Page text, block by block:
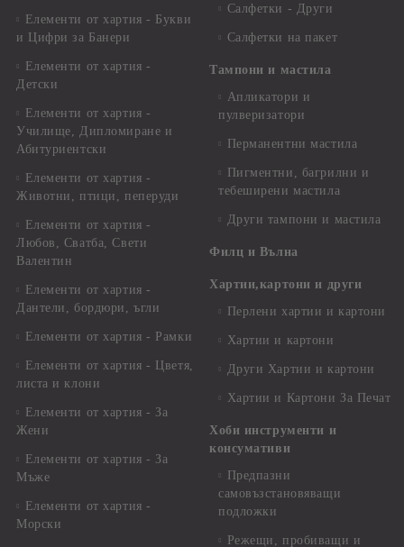
Елементи от хартия - Букви
и Цифри за Банери
Елементи от хартия -
Детски
Елементи от хартия -
Училище, Дипломиране и
Абитуриентски
Елементи от хартия -
Животни, птици, пеперуди
Елементи от хартия -
Любов, Сватба, Свети
Валентин
Елементи от хартия -
Дантели, бордюри, ъгли
Елементи от хартия - Рамки
Елементи от хартия - Цветя,
листа и клони
Елементи от хартия - За
Жени
Елементи от хартия - За
Мъже
Елементи от хартия -
Морски
Салфетки - Други
Салфетки на пакет
Тампони и мастила
Апликатори и
пулверизатори
Перманентни мастила
Пигментни, багрилни и
тебеширени мастила
Други тампони и мастила
Филц и Вълна
Хартии,картони и други
Перлени хартии и картони
Хартии и картони
Други Хартии и картони
Хартии и Картони За Печат
Хоби инструменти и
консумативи
Предпазни
самовъзстановяващи
подложки
Режещи, пробиващи и